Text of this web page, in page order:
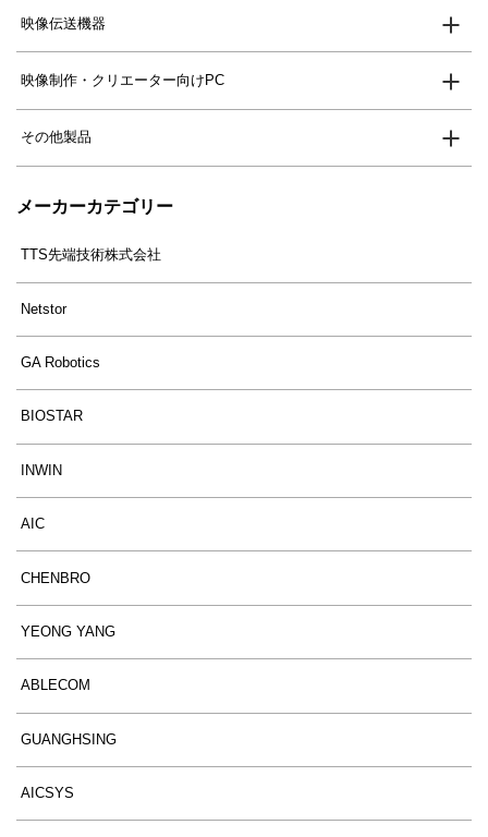
映像伝送機器
映像制作・クリエーター向けPC
その他製品
メーカーカテゴリー
TTS先端技術株式会社
Netstor
GA Robotics
BIOSTAR
INWIN
AIC
CHENBRO
YEONG YANG
ABLECOM
GUANGHSING
AICSYS